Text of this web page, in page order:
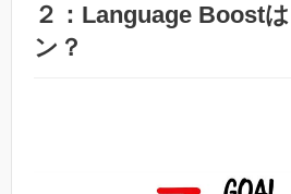
２：Language Boost
ン？